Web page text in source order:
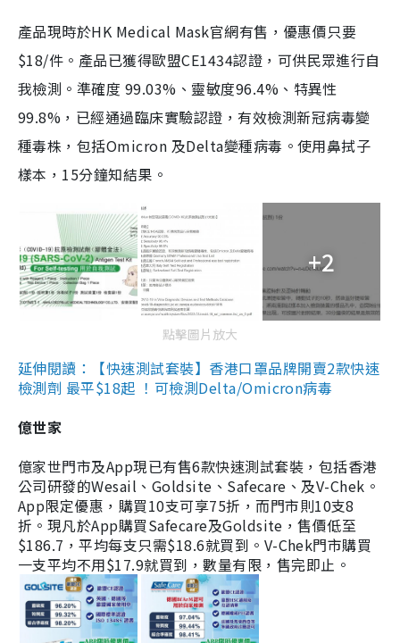
產品現時於HK Medical Mask官網有售，優惠價只要
$18/件。產品已獲得歐盟CE1434認證，可供民眾進行自
我檢測。準確度 99.03%、靈敏度96.4%、特異性
99.8%，已經通過臨床實驗認證，有效檢測新冠病毒變
種毒株，包括Omicron 及Delta變種病毒。使用鼻拭子
樣本，15分鐘知結果。
+2
點擊圖片放大
延伸閱讀：【快速測試套裝】香港口罩品牌開賣2款快速
檢測劑 最平$18起 ！可檢測Delta/Omicron病毒
億世家
億家世門市及App現已有售6款快速測試套裝，包括香港
公司研發的Wesail、Goldsite、Safecare、及V-Chek。
App限定優惠，購買10支可享75折，而門市則10支8
折。現凡於App購買Safecare及Goldsite，售價低至
$186.7，平均每支只需$18.6就買到。V-Chek門市購買
一支平均不用$17.9就買到，數量有限，售完即止。